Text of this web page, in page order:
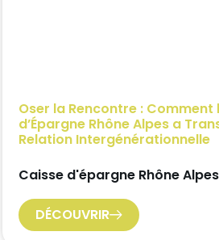
Oser la Rencontre : Comment
d’Épargne Rhône Alpes a
Relation Intergénérationnelle
Caisse d'épargne Rhône Alpes
DÉCOUVRIR